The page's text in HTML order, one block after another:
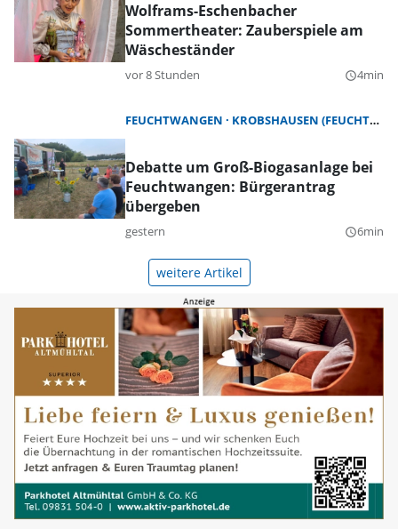
Wolframs-Eschenbacher
Sommertheater: Zauberspiele am
Wäscheständer
vor 8 Stunden query_builder4min
FEUCHTWANGEN KROBSHAUSEN (FEUCHTWANGEN)
Debatte um Groß-Biogasanlage bei
Feuchtwangen: Bürgerantrag
übergeben
gestern query_builder6min
weitere Artikel